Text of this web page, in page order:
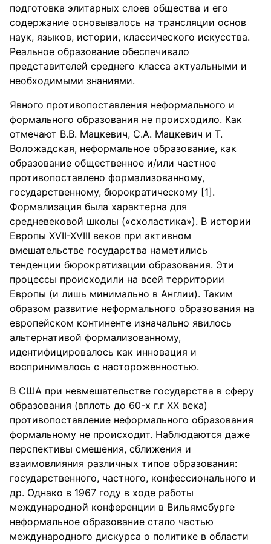
подготовка элитарных слоев общества и его
содержание основывалось на трансляции основ
наук, языков, истории, классического искусства.
Реальное образование обеспечивало
представителей среднего класса актуальными и
необходимыми знаниями.
Явного противопоставления неформального и
формального образования не происходило. Как
отмечают В.В. Мацкевич, С.А. Мацкевич и Т.
Воложадская, неформальное образование, как
образование общественное и/или частное
противопоставлено формализованному,
государственному, бюрократическому [1].
Формализация была характерна для
средневековой школы («схоластика»). В истории
Европы XVII-XVIII веков при активном
вмешательстве государства наметились
тенденции бюрократизации образования. Эти
процессы происходили на всей территории
Европы (и лишь минимально в Англии). Таким
образом развитие неформального образования на
европейском континенте изначально явилось
альтернативой формализованному,
идентифицировалось как инновация и
воспринималось с настороженностью.
В США при невмешательстве государства в сферу
образования (вплоть до 60-х г.г ХХ века)
противопоставление неформального образования
формальному не происходит. Наблюдаются даже
перспективы смешения, сближения и
взаимовлияния различных типов образования:
государственного, частного, конфессионального и
др. Однако в 1967 году в ходе работы
международной конференции в Вильямсбурге
неформальное образование стало частью
международного дискурса о политике в области